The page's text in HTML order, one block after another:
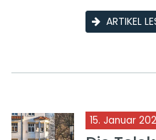
ARTIKEL
15. Januar